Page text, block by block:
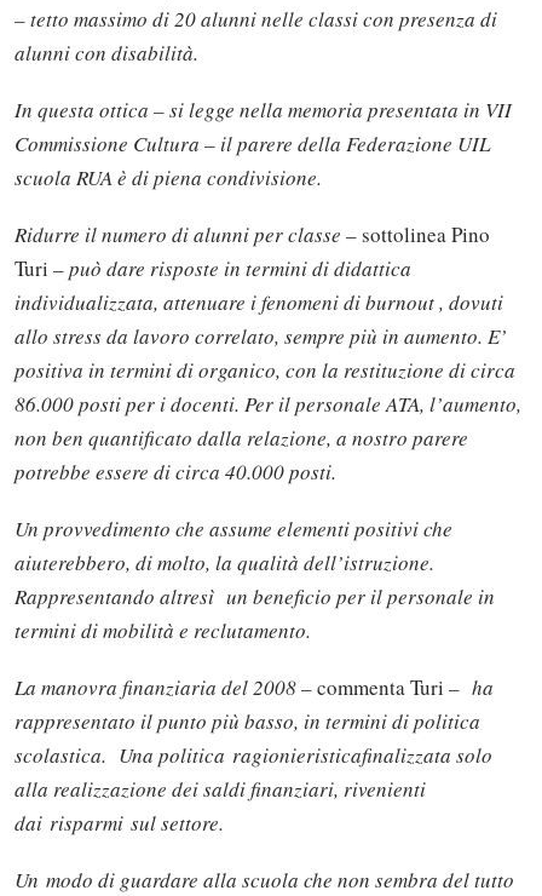
– tetto massimo di 20 alunni nelle classi con presenza di
alunni con disabilità.
In questa ottica – si legge nella memoria presentata in VII
Commissione Cultura – il parere della Federazione UIL
scuola RUA è di piena condivisione.
Ridurre il numero di alunni per classe – sottolinea Pino
Turi –può dare risposte in termini di didattica
individualizzata, attenuare i fenomeni di burnout , dovuti
allo stress da lavoro correlato, sempre più in aumento. E’
positiva in termini di organico, con la restituzione di circa
86.000 posti per i docenti. Per il personale ATA, l’aumento,
non ben quantificato dalla relazione, a nostro parere
potrebbe essere di circa 40.000 posti.
Un provvedimento che assume elementi positivi che
aiuterebbero, di molto, la qualità dell’istruzione.
Rappresentando altresì un beneficio per il personale in
termini di mobilità e reclutamento.
La manovra finanziaria del 2008– commenta Turi – ha
rappresentato il punto più basso, in termini di politica
scolastica. Una politica ragionieristicafinalizzata solo
alla realizzazione dei saldi finanziari, rivenienti
dai risparmi sul settore.
Un modo di guardare alla scuola che non sembra del tutto